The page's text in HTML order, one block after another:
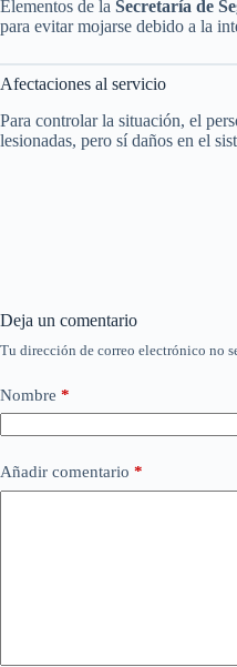
Elementos de la Secretaría de
para evitar mojarse debido a la
Afectaciones al servicio
Para controlar la situación, el
lesionadas, pero sí daños en el
Deja un comentario
Tu dirección de correo electrónico no
Nombre *
Añadir comentario *